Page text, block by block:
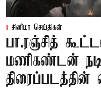
சினிமா செய்திகள்
பா.ரஞ்சித்
மணிகண்டன்